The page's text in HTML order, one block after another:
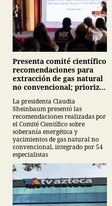
Presenta comité científico
recomendaciones para
extracción de gas natural
no convencional; prioriza
descarta yacimiento
Tampico-Misantla
La presidenta Claudia
Sheinbaum presentó las
recomendaciones realizadas por
el Comité Científico sobre
soberanía energética y
yacimientos de gas natural no
convencional, integrado por 54
especialistas